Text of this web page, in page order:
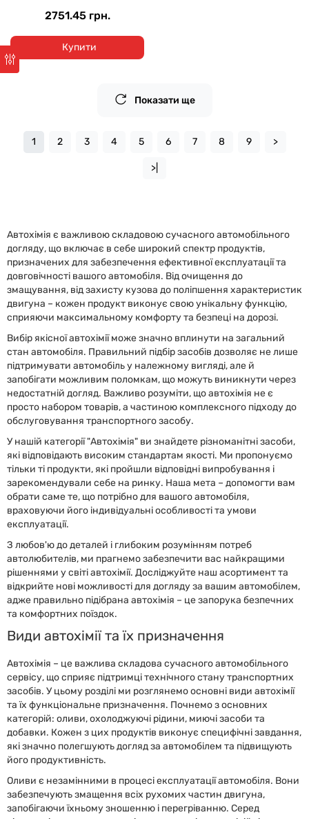
2751.45 грн.
Купити
Показати ще
1 2 3 4 5 6 7 8 9 >
>|
Автохімія є важливою складовою сучасного автомобільного
догляду, що включає в себе широкий спектр продуктів,
призначених для забезпечення ефективної експлуатації та
довговічності вашого автомобіля. Від очищення до
змащування, від захисту кузова до поліпшення характеристик
двигуна – кожен продукт виконує свою унікальну функцію,
сприяючи максимальному комфорту та безпеці на дорозі.
Вибір якісної автохімії може значно вплинути на загальний
стан автомобіля. Правильний підбір засобів дозволяє не лише
підтримувати автомобіль у належному вигляді, але й
запобігати можливим поломкам, що можуть виникнути через
недостатній догляд. Важливо розуміти, що автохімія не є
просто набором товарів, а частиною комплексного підходу до
обслуговування транспортного засобу.
У нашій категорії "Автохімія" ви знайдете різноманітні засоби,
які відповідають високим стандартам якості. Ми пропонуємо
тільки ті продукти, які пройшли відповідні випробування і
зарекомендували себе на ринку. Наша мета – допомогти вам
обрати саме те, що потрібно для вашого автомобіля,
враховуючи його індивідуальні особливості та умови
експлуатації.
З любов'ю до деталей і глибоким розумінням потреб
автолюбителів, ми прагнемо забезпечити вас найкращими
рішеннями у світі автохімії. Досліджуйте наш асортимент та
відкрийте нові можливості для догляду за вашим автомобілем,
адже правильно підібрана автохімія – це запорука безпечних
та комфортних поїздок.
Види автохімії та їх призначення
Автохімія – це важлива складова сучасного автомобільного
сервісу, що сприяє підтримці технічного стану транспортних
засобів. У цьому розділі ми розглянемо основні види автохімії
та їх функціональне призначення. Почнемо з основних
категорій: оливи, охолоджуючі рідини, миючі засоби та
добавки. Кожен з цих продуктів виконує специфічні завдання,
які значно полегшують догляд за автомобілем та підвищують
його продуктивність.
Оливи є незамінними в процесі експлуатації автомобіля. Вони
забезпечують змащення всіх рухомих частин двигуна,
запобігаючи їхньому зношенню і перегріванню. Серед